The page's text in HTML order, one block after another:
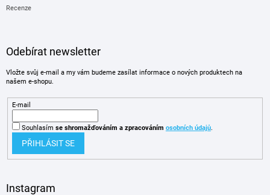
Recenze
Odebírat newsletter
Vložte svůj e-mail a my vám budeme zasílat informace o nových produktech na
našem e-shopu.
E-mail
Souhlasím se shromažďováním a zpracováním osobních údajů.
PŘIHLÁSIT SE
Instagram